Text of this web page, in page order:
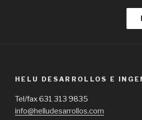
HELU DESARROLLOS E
Tel/fax 631 313 9835
info@helludesarrollos.com